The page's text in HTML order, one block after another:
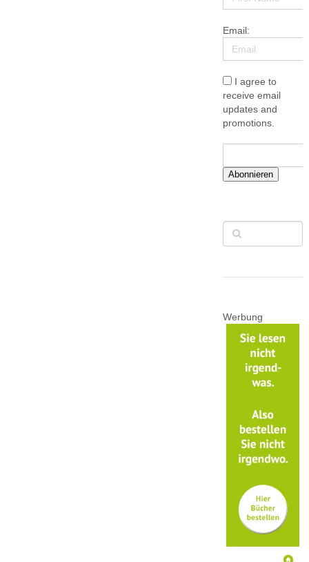
Email:
I agree to
receive email
updates and
promotions.
Abonnieren
Werbung